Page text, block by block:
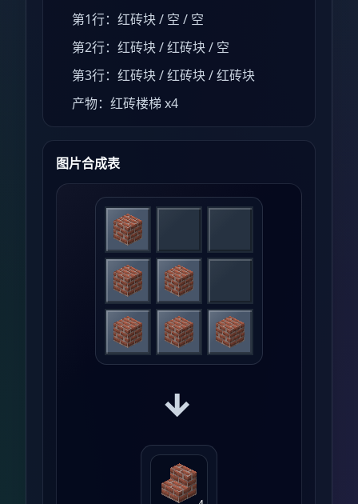
第1行：红砖块 / 空 / 空
第2行：红砖块 / 红砖块 / 空
第3行：红砖块 / 红砖块 / 红砖块
产物：红砖楼梯 x4
图片合成表
→